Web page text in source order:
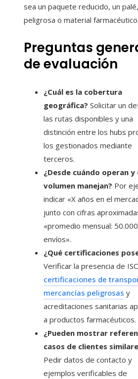
sea un paquete reducido, un
peligrosa o material farmacéutico.
Preguntas
de evaluación
¿Cuál es la cobertura
geográfica? Solicitar un
las rutas disponibles y una
distinción entre los hubs
los gestionados mediante
terceros.
¿Desde cuándo operan y
volumen manejan? Por
indicar «X años en el
junto con cifras
«promedio mensual: 50.000
envíos».
¿Qué certificaciones
Verificar la presencia de
certificaciones de
mercancías peligrosas y
acreditaciones sanitarias
a productos farmacéuticos.
¿Pueden mostrar
casos de clientes
Pedir datos de contacto y
ejemplos verificables de